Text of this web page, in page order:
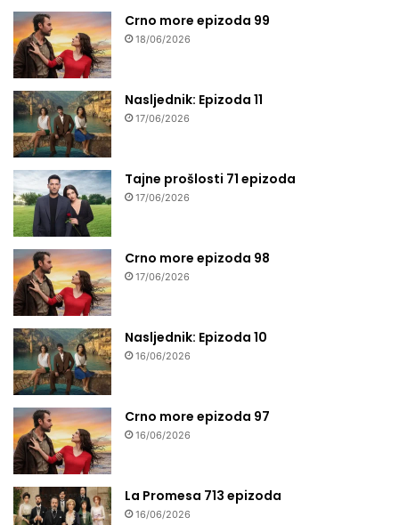
Crno more epizoda 99
18/06/2026
Nasljednik: Epizoda 11
17/06/2026
Tajne prošlosti 71 epizoda
17/06/2026
Crno more epizoda 98
17/06/2026
Nasljednik: Epizoda 10
16/06/2026
Crno more epizoda 97
16/06/2026
La Promesa 713 epizoda
16/06/2026